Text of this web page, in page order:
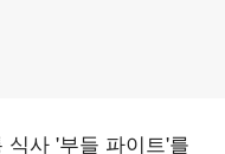
사 '부들 파이트'를